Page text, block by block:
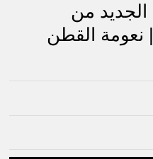
عطر Musc Invisible الجديد من
Juliette Has A Gun | نعومة القطن